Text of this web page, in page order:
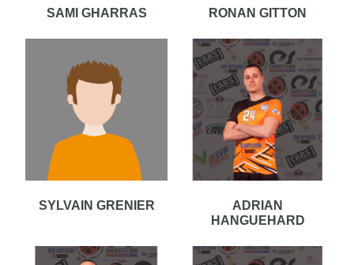
SAMI GHARRAS RONAN GITTON
SYLVAIN GRENIER
ADRIAN
HANGUEHARD